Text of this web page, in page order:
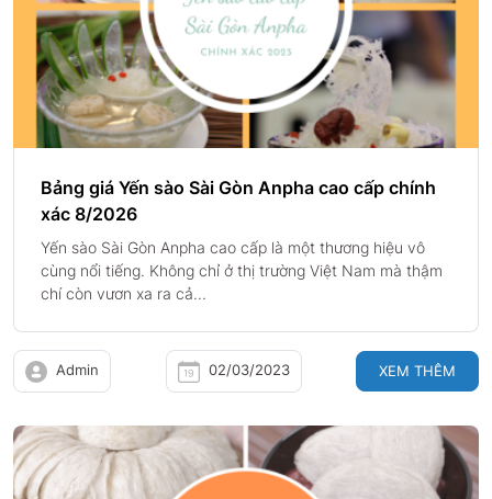
Bảng giá Yến sào Sài Gòn Anpha cao cấp chính
xác 8/2026
Yến sào Sài Gòn Anpha cao cấp là một thương hiệu vô
cùng nổi tiếng. Không chỉ ở thị trường Việt Nam mà thậm
chí còn vươn xa ra cả...
Admin 02/03/2023 XEM THÊM